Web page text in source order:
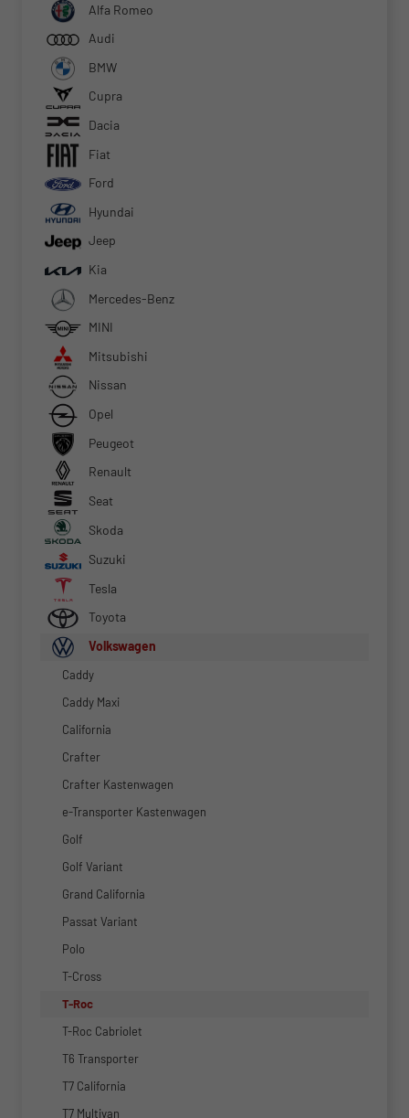
Alfa Romeo
Audi
BMW
Cupra
Dacia
Fiat
Ford
Hyundai
Jeep
Kia
Mercedes-Benz
MINI
Mitsubishi
Nissan
Opel
Peugeot
Renault
Seat
Skoda
Suzuki
Tesla
Toyota
Volkswagen
Caddy
Caddy Maxi
California
Crafter
Crafter Kastenwagen
e-Transporter Kastenwagen
Golf
Golf Variant
Grand California
Passat Variant
Polo
T-Cross
T-Roc
T-Roc Cabriolet
T6 Transporter
T7 California
T7 Multivan